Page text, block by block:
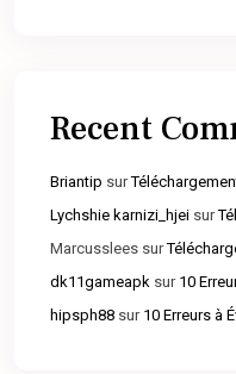
Recent
Briantip sur
Lychshie karnizi_hjei sur
Marcusslees sur
dk11gameapk sur 10
hipsph88 sur 10 Erreurs à